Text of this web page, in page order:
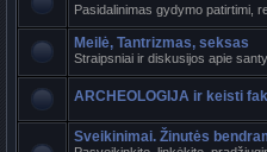
Pasidalinimas gydymo patirtimi,
Meilė, Tantrizmas, seksas
Straipsniai ir diskusijos apie
ARCHEOLOGIJA ir keisti
Sveikinimai. Žinutės